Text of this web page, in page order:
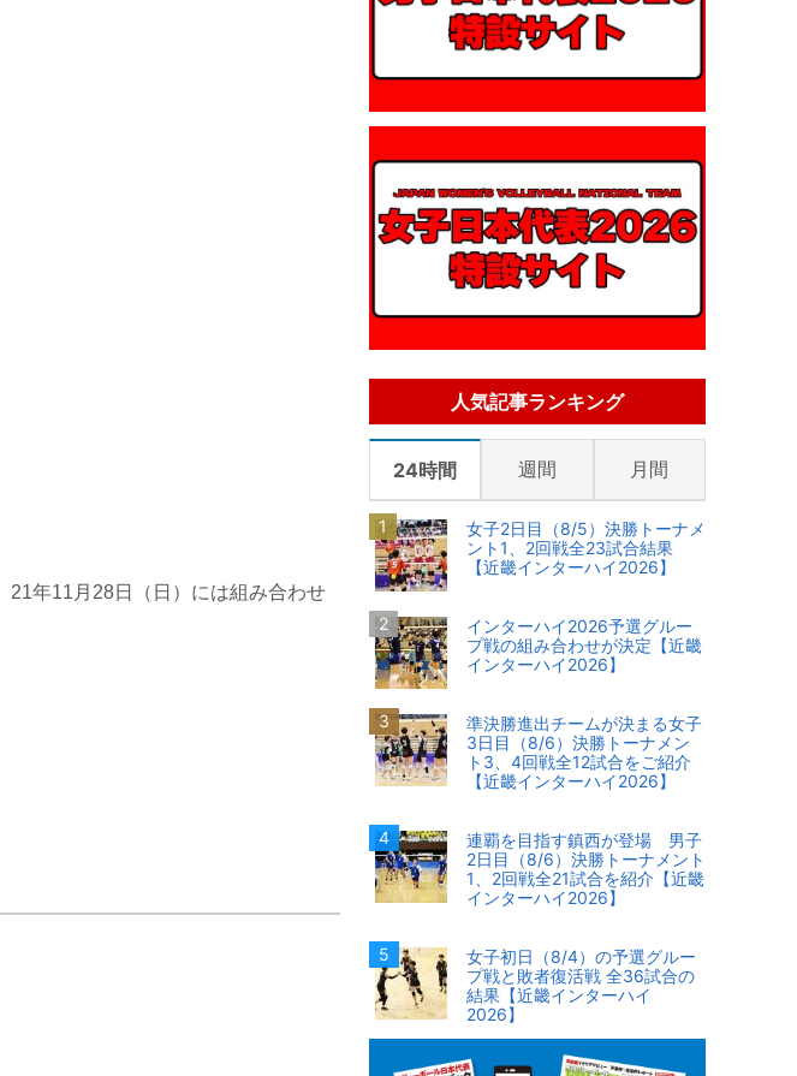
年11月28日（日）には組み合わせ
人気記事ランキング
24時間 週間 月間
女子2日目（8/5）決勝トーナメ
ント1、2回戦全23試合結果
【近畿インターハイ2026】
インターハイ2026予選グルー
プ戦の組み合わせが決定【近畿
インターハイ2026】
準決勝進出チームが決まる女子
3日目（8/6）決勝トーナメン
ト3、4回戦全12試合をご紹介
【近畿インターハイ2026】
連覇を目指す鎮西が登場 男子
2日目（8/6）決勝トーナメント
1、2回戦全21試合を紹介【近畿
インターハイ2026】
女子初日（8/4）の予選グルー
プ戦と敗者復活戦 全36試合の
結果【近畿インターハイ
2026】